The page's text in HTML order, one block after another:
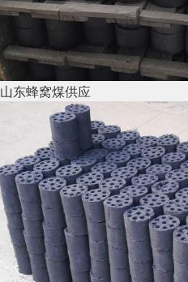
山东蜂窝煤供应